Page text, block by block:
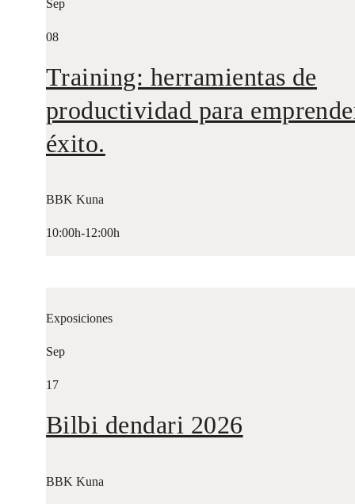
Sep
08
Training: herramientas de
productividad para
éxito.
BBK Kuna
10:00h-12:00h
Exposiciones
Sep
17
Bilbi dendari 2026
BBK Kuna